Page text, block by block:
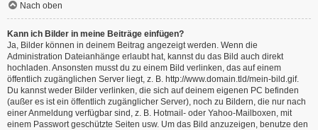
Nach oben
Kann ich Bilder in meine Beiträge einfügen?
Ja, Bilder können in deinem Beitrag angezeigt werden. Wenn die
Administration Dateianhänge erlaubt hat, kannst du das Bild auch direkt
hochladen. Ansonsten musst du zu einem Bild verlinken, das auf einem
öffentlich zugänglichen Server liegt, z. B. http://www.domain.tld/mein-bild.gif.
Du kannst weder Bilder verlinken, die sich auf deinem eigenen PC befinden
(außer es ist ein öffentlich zugänglicher Server), noch zu Bildern, die nur nach
einer Anmeldung verfügbar sind, z. B. Hotmail- oder Yahoo-Mailboxen, mit
einem Passwort geschützte Seiten usw. Um das Bild anzuzeigen, benutze den